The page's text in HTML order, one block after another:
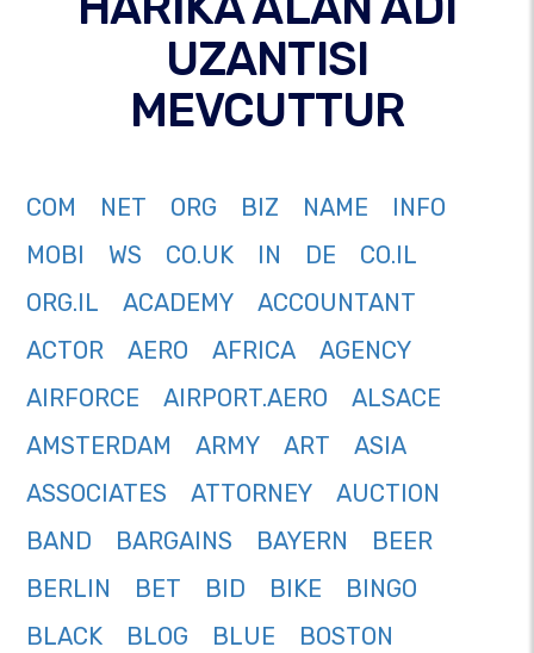
UZANTISI
MEVCUTTUR
COM NET ORG BIZ NAME
INFO
MOBI
WS CO.UK IN DE
CO.IL
ORG.IL
ACADEMY
ACCOUNTANT
ACTOR
AERO AFRICA
AGENCY
AIRFORCE
AIRPORT.AERO
ALSACE
AMSTERDAM
ARMY ART
ASIA
ASSOCIATES
ATTORNEY
AUCTION
BAND
BARGAINS BAYERN
BEER
BERLIN
BET BID BIKE
BINGO
BLACK
BLOG BLUE
BOSTON